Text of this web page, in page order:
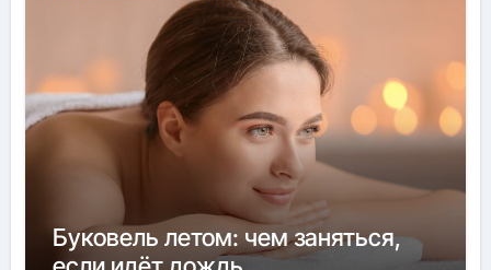
Буковель летом: чем заняться,